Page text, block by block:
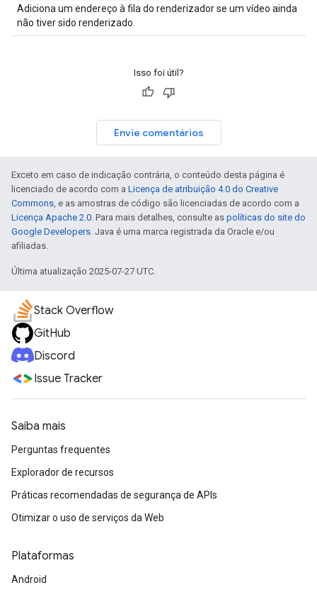
Adiciona um endereço à fila do renderizador se um vídeo ainda
não tiver sido renderizado.
Isso foi útil?
Envie comentários
Exceto em caso de indicação contrária, o conteúdo desta página é
licenciado de acordo com a Licença de atribuição 4.0 do Creative
Commons, e as amostras de código são licenciadas de acordo com a
Licença Apache 2.0. Para mais detalhes, consulte as políticas do site do
Google Developers. Java é uma marca registrada da Oracle e/ou
afiliadas.
Última atualização 2025-07-27 UTC.
Stack Overflow
GitHub
Discord
Issue Tracker
Saiba mais
Perguntas frequentes
Explorador de recursos
Práticas recomendadas de segurança de APIs
Otimizar o uso de serviços da Web
Plataformas
Android